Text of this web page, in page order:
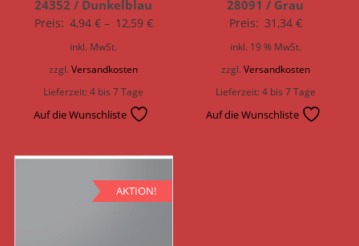
24352 / Dunkelblau
Preis: 4,94 €– 12,59 €
inkl. MwSt.
zzgl.Versandkosten
Lieferzeit:4 bis 7 Tage
Auf die Wunschliste
28091 / Grau
Preis: 31,34 €
inkl. 19 % MwSt.
zzgl. Versandkosten
Lieferzeit:4 bis 7 Tage
Auf die Wunschliste
AKTION!